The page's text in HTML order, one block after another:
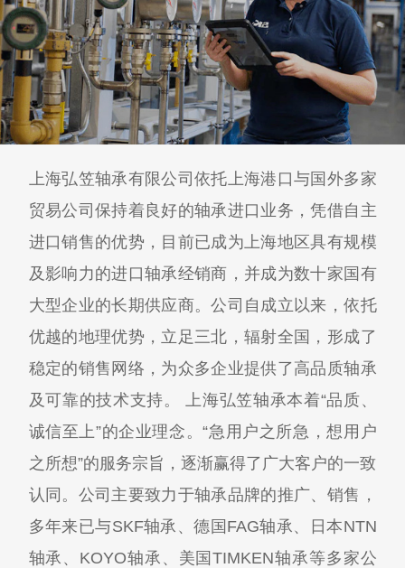
上海弘笠轴承有限公司依托上海港口与国外多家
贸易公司保持着良好的轴承进口业务，凭借自主
进口销售的优势，目前已成为上海地区具有规模
及影响力的进口轴承经销商，并成为数十家国有
大型企业的长期供应商。公司自成立以来，依托
优越的地理优势，立足三北，辐射全国，形成了
稳定的销售网络，为众多企业提供了高品质轴承
及可靠的技术支持。 上海弘笠轴承本着“品质、
诚信至上”的企业理念。“急用户之所急，想用户
之所想”的服务宗旨，逐渐赢得了广大客户的一致
认同。公司主要致力于轴承品牌的推广、销售，
多年来已与SKF轴承、德国FAG轴承、日本NTN
轴承、KOYO轴承、美国TIMKEN轴承等多家公